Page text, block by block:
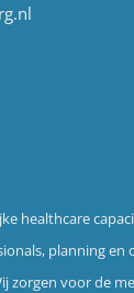
healthcare
planning en
zorgen voor de